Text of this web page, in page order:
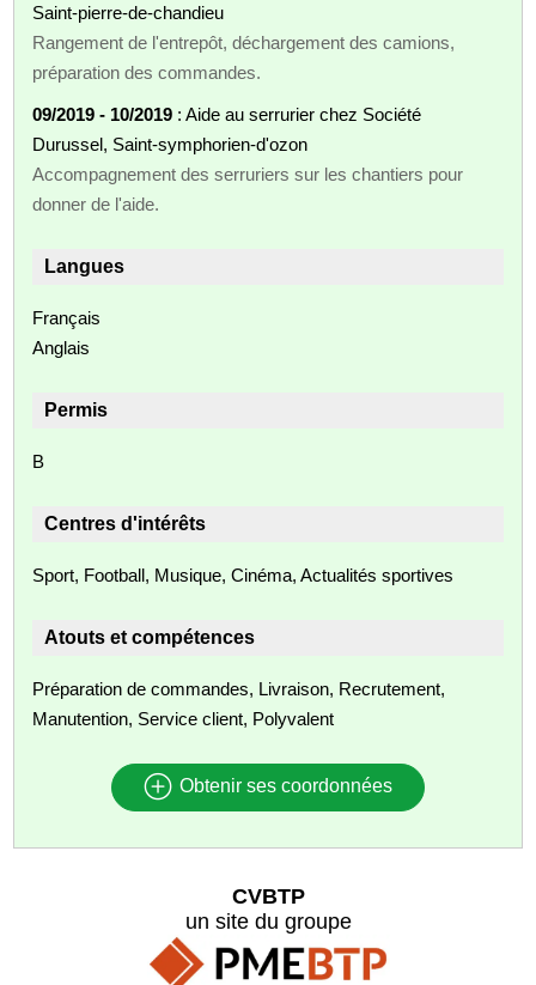
Saint-pierre-de-chandieu
Rangement de l'entrepôt, déchargement des camions,
préparation des commandes.
09/2019 - 10/2019 : Aide au serrurier chez Société
Durussel, Saint-symphorien-d'ozon
Accompagnement des serruriers sur les chantiers pour
donner de l'aide.
Langues
Français
Anglais
Permis
B
Centres d'intérêts
Sport, Football, Musique, Cinéma, Actualités sportives
Atouts et compétences
Préparation de commandes, Livraison, Recrutement,
Manutention, Service client, Polyvalent
Obtenir ses coordonnées
CVBTP
un site du groupe